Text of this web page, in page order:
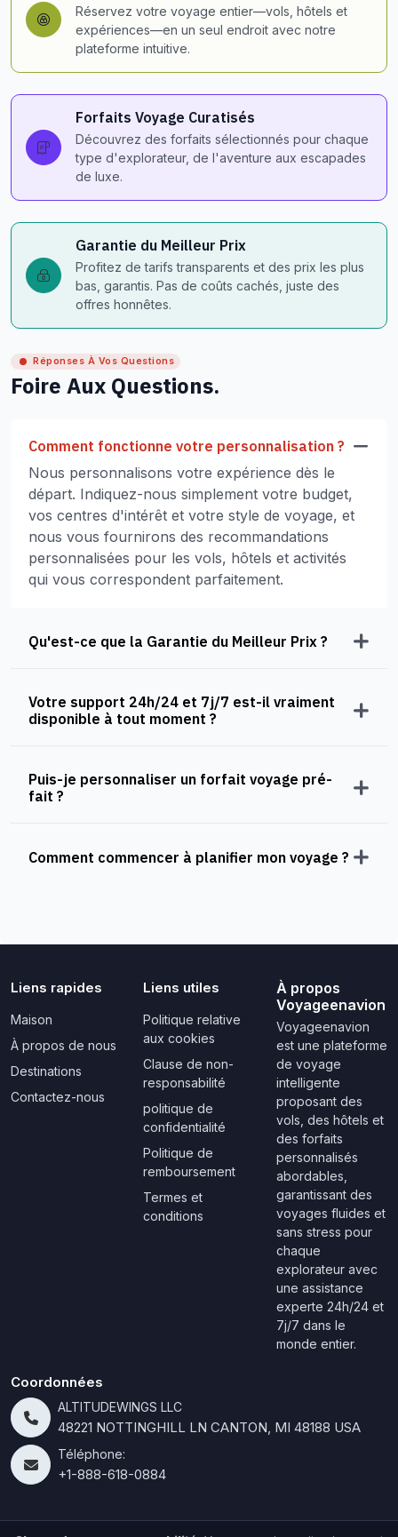
Réservez votre voyage entier—vols, hôtels et
expériences—en un seul endroit avec notre
plateforme intuitive.
Forfaits Voyage Curatisés
Découvrez des forfaits sélectionnés pour chaque
type d'explorateur, de l'aventure aux escapades
de luxe.
Garantie du Meilleur Prix
Profitez de tarifs transparents et des prix les plus
bas, garantis. Pas de coûts cachés, juste des
offres honnêtes.
Réponses À Vos Questions
Foire Aux Questions.
Comment fonctionne votre personnalisation ?
Nous personnalisons votre expérience dès le
départ. Indiquez-nous simplement votre budget,
vos centres d'intérêt et votre style de voyage, et
nous vous fournirons des recommandations
personnalisées pour les vols, hôtels et activités
qui vous correspondent parfaitement.
Qu'est-ce que la Garantie du Meilleur Prix ?
Votre support 24h/24 et 7j/7 est-il vraiment
disponible à tout moment ?
Puis-je personnaliser un forfait voyage pré-
fait ?
Comment commencer à planifier mon voyage ?
Liens rapides
Maison
À propos de nous
Destinations
Contactez-nous
Liens utiles
Politique relative
aux cookies
Clause de non-
responsabilité
politique de
confidentialité
Politique de
remboursement
Termes et
conditions
À propos
Voyageenavion
Voyageenavion
est une plateforme
de voyage
intelligente
proposant des
vols, des hôtels et
des forfaits
personnalisés
abordables,
garantissant des
voyages fluides et
sans stress pour
chaque
explorateur avec
une assistance
experte 24h/24 et
7j/7 dans le
monde entier.
Coordonnées
ALTITUDEWINGS LLC
48221 NOTTINGHILL LN CANTON, MI 48188 USA
Téléphone:
+1-888-618-0884